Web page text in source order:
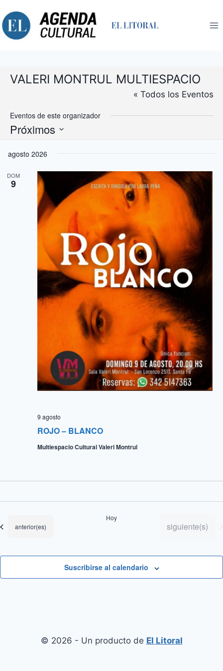
al
contenido
VALERI MONTRUL MULTIESPACIO
« Todos los Eventos
Eventos de este organizador
Próximos
la
agosto 2026
DOM
9
ROJO – BLANCO
9 agosto
Multiespacio Cultural Valeri Montrul
Eventos
anterior(es)
Hoy
Eventos
siguiente(s)
Suscribirse al calendario
© 2026 - Un producto de El Litoral